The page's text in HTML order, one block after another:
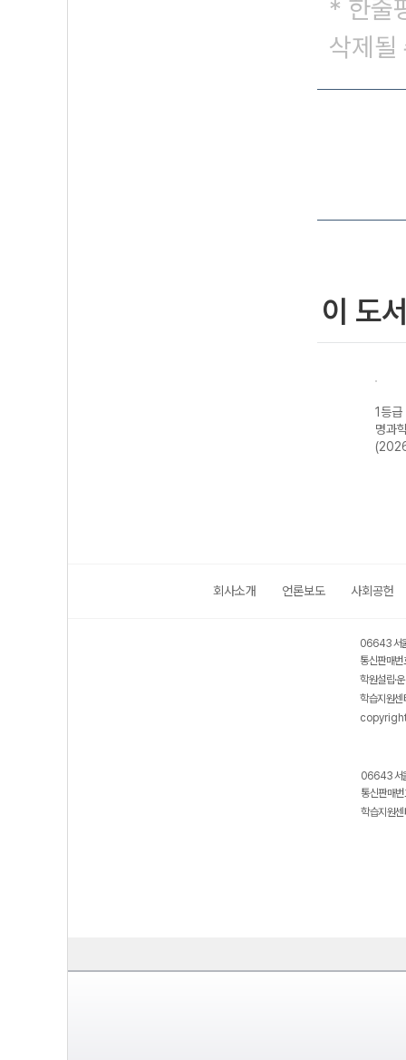
* 한줄
삭제될
이 도
1등급
명과
회사소개 언론보도 사회공헌
06643 서
통신판매
학원설립·
학습지원
06643 서
통신판매
학습지원